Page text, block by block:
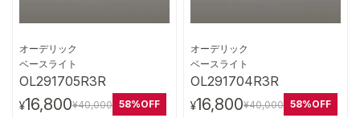
オーデリック
ベースライト
OL291705R3R
¥16,800¥40,000 58%OFF
オーデリック
ベースライト
OL291704R3R
¥16,800¥40,000 58%OFF